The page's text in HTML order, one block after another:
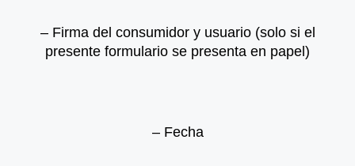
– Firma del consumidor y usuario (solo si el
presente formulario se presenta en papel)
– Fecha